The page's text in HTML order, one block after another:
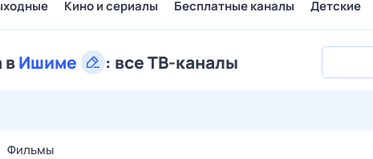
Кино и сериалы Бесплатные каналы Детские
вИшиме : все ТВ-каналы
Фильмы